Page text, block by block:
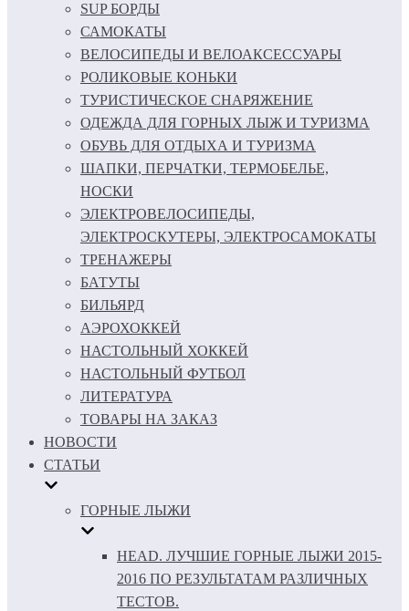
SUP БОРДЫ
САМОКАТЫ
ВЕЛОСИПЕДЫ И ВЕЛОАКСЕССУАРЫ
РОЛИКОВЫЕ КОНЬКИ
ТУРИСТИЧЕСКОЕ СНАРЯЖЕНИЕ
ОДЕЖДА ДЛЯ ГОРНЫХ ЛЫЖ И ТУРИЗМА
ОБУВЬ ДЛЯ ОТДЫХА И ТУРИЗМА
ШАПКИ, ПЕРЧАТКИ, ТЕРМОБЕЛЬЕ,
НОСКИ
ЭЛЕКТРОВЕЛОСИПЕДЫ,
ЭЛЕКТРОСКУТЕРЫ, ЭЛЕКТРОСАМОКАТЫ
ТРЕНАЖЕРЫ
БАТУТЫ
БИЛЬЯРД
АЭРОХОККЕЙ
НАСТОЛЬНЫЙ ХОККЕЙ
НАСТОЛЬНЫЙ ФУТБОЛ
ЛИТЕРАТУРА
ТОВАРЫ НА ЗАКАЗ
НОВОСТИ
СТАТЬИ
ГОРНЫЕ ЛЫЖИ
HEAD. ЛУЧШИЕ ГОРНЫЕ ЛЫЖИ 2015-
2016 ПО РЕЗУЛЬТАТАМ РАЗЛИЧНЫХ
ТЕСТОВ.